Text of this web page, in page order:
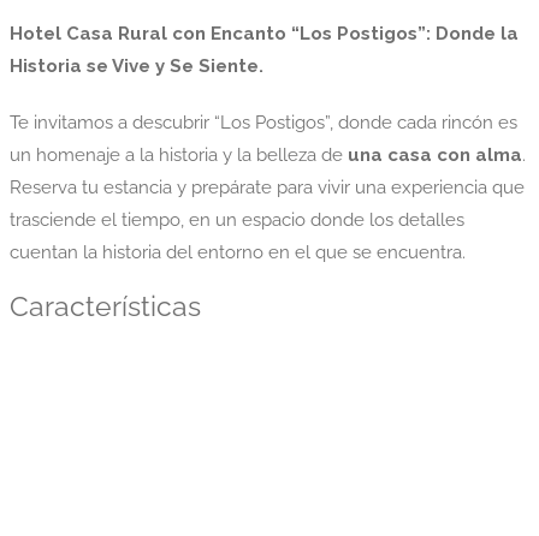
Hotel Casa Rural con Encanto “Los Postigos”: Donde la
Historia se Vive y Se Siente.
Te invitamos a descubrir “Los Postigos”, donde cada rincón es
un homenaje a la historia y la belleza de una casa con alma.
Reserva tu estancia y prepárate para vivir una experiencia que
trasciende el tiempo, en un espacio donde los detalles
cuentan la historia del entorno en el que se encuentra.
Características